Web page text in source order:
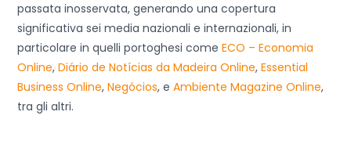
passata inosservata, generando una copertura
significativa sei media nazionali e internazionali, in
particolare in quelli portoghesi comeECO – Economia
Online,Diário de Notícias da Madeira Online,Essential
Business Online,Negócios, eAmbiente Magazine Online,
tra gli altri.